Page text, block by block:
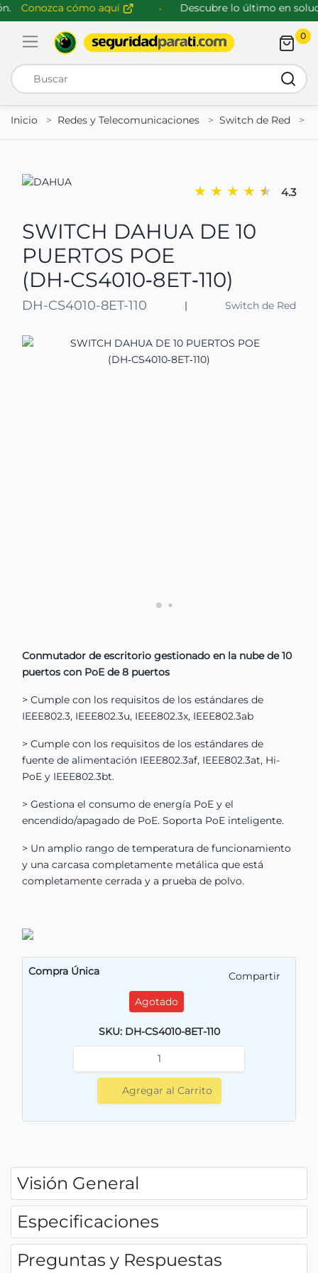
Conozca cómo aquí Descubre lo último en
Abrir menú de navegación
0
Inicio
Redes y Telecomunicaciones Switch de Red
★ ★ ★ ★ ★ 4.3
SWITCH DAHUA DE 10
PUERTOS POE
(DH‑CS4010‑8ET‑110)
DH-CS4010-8ET-110 | Switch de Red
Conmutador de escritorio gestionado en la nube de 10
puertos con PoE de 8 puertos
> Cumple con los requisitos de los estándares de
IEEE802.3, IEEE802.3u, IEEE802.3x, IEEE802.3ab
> Cumple con los requisitos de los estándares de
fuente de alimentación IEEE802.3af, IEEE802.3at, Hi-
PoE y IEEE802.3bt.
> Gestiona el consumo de energía PoE y el
encendido/apagado de PoE. Soporta PoE inteligente.
> Un amplio rango de temperatura de funcionamiento
y una carcasa completamente metálica que está
completamente cerrada y a prueba de polvo.
Compra Única
Compartir
Agotado
SKU: DH-CS4010-8ET-110
Agregar al Carrito
Visión General
Especificaciones
Preguntas y Respuestas